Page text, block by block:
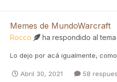
Memes de MundoWarcraft
Rocco ha respondido al
Lo dejo por acá igualmente,
Abril 30, 2021 58